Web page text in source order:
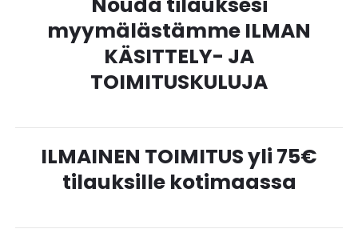
myymälästämme ILMAN
KÄSITTELY- JA
TOIMITUSKULUJA
ILMAINEN TOIMITUS yli 75€
tilauksille kotimaassa